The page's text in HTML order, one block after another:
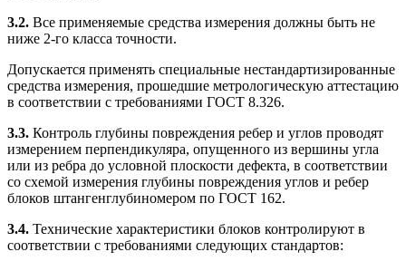
3.2. Все применяемые средства измерения должны быть не
ниже 2-го класса точности.
Допускается применять специальные нестандартизированные
средства измерения, прошедшие метрологическую аттестацию
в соответствии с требованиями ГОСТ 8.326.
3.3. Контроль глубины повреждения ребер и углов проводят
измерением перпендикуляра, опущенного из вершины угла
или из ребра до условной плоскости дефекта, в соответствии
со схемой измерения глубины повреждения углов и ребер
блоков штангенглубиномером по ГОСТ 162.
3.4. Технические характеристики блоков контролируют в
соответствии с требованиями следующих стандартов: